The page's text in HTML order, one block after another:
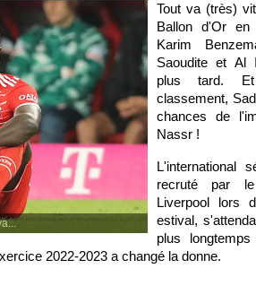
Tout va (très)
Ballon d'Or en
Karim
Saoudite et Al
plus tard.
classement,
chances de
Nassr !
L'international
recruté par
Liverpool lors
estival,
plus
2022-2023 a changé la donne.